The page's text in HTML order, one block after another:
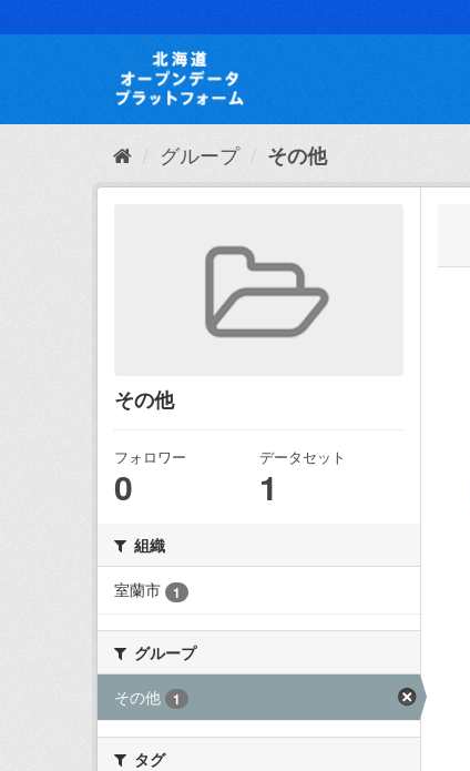
キ
て
グループ その他
その他
フォロワー
0
データセット
1
組織
室蘭市
1
グループ
その他
1
タグ